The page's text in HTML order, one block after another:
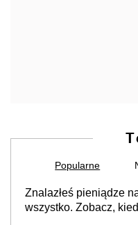
Popularne
Znalazłeś pieniądze
wszystko. Zobacz,